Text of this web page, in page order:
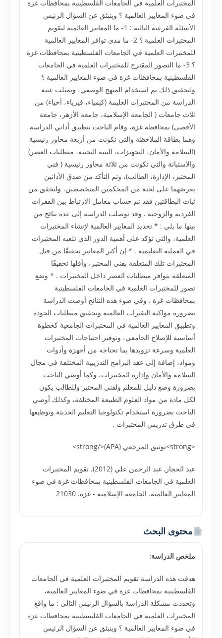
المختبرات العلمية في الجامعات الفلسطينية بمحافظات غزة
في ضوء المعايير العالمية ؟ وينبثق عن السؤال الرئيس
الأسئلة الفرعية التالية : 1- ما المعايير العالمية لتقويم
المختبرات العلمية ؟ 2- ما مدى توافر المعايير العالمية
للمختبرات العلمية في الجامعات الفلسطينية بمحافظات غزة
؟ 3- ما التصور المقترح للمختبرات العلمية في الجامعات
الفلسطينية بمحافظات غزة في ضوء المعايير العالمية ؟
ولتحقيق ذلك تم استخدام المنهج الوصفي، وتمثلت عينة
الدراسة من المختبرات العليمة (كيمياء، فيزياء، أحياء) من
ثلاث جامعات ( الجامعة الإسلامية، جامعة الأزهر، جامعة
الأقصى) بمحافظة غزة، وقام الباحث بتطبيق أداتي الدراسة
وهما بطاقة الملاحظة والتي تكونت من أربعة محاور رئيسية
(السلامة والأمان، التجهيزات، البنية التحتية، متطلبات العصر)
والاستبانة والتي تكونت من ثلاثة محاور رئيسية ( فني
المختبر، الإدارة، الطالب)، وتم التأكد من صدق الأداتين
بعرضهما على لجنة من المحكمين المتخصصين، ولتحقق من
ثبات البطاقتين فقد تم حساب معامل الارتباط بين الفقرات
الفردية والزوجية . وقد توصلت الدراسة إلى عدة نتائج من
بينها ما يلي : * تحديد المعايير العالمية لإنشاء المختبرات
العلمية، والتي تؤكد على أهمية الدور الذي تلعبه المختبرات
في العملية التعليمية . * إن أكثر المعايير تحقيقًا من قبل
المختبرات تلك المتعلقة بفني المختبر، وأقلها تحقيقًا
المتعلقة بتوافر متطلبات العصر داخل المختبرات . * وضع
تصور للمختبرات العلمية في الجامعات الفلسطينية
بمحافظات غزة . وفي ضوء هذه النتائج أوصت الدراسة
بضرورة مواكبة التغيرات العالمية وتحقيق متطلبات الجودة
وتطبيق المعايير العالمية في المختبرات الجامعية كخطوة
أساسية للإصلاح الجامعي، وتوفير احتياجات المختبرات
العلمية وسرعة تزويدها بما تحتاجه من أجهزة وأدوات
ومواد، إضافة إلى عقد البرامج التدريبية المختلفة في مجال
السلامة والأمان وإدارة المختبرات، وكما أوصي الباحث
بضرورة وضع دليل للمعلم ولفني المختبر وللطالب يكون
لكل مادة من مواد العلوم الطبيعة المختلفة، وكذلك أوصي
الباحث بضرورة استخدام تكنولوجيا التعليم الحديثة وتوظيفها
في طرق تدريس المختبرات .
<strong>توثيق المرجعي (APA)</strong>
عبد الحجار, عبد الرحمن علي (2012). تقويم المختبرات
العلمية في الجامعات الفلسطينية بمحافظات غزة في ضوء
المعايير العالمية. الجامعة الإسلامية - غزة. 21030
محتوى البحث
ملخص الدراسة:
هدفت هذه الدراسة تقويم المختبرات العلمية في الجامعات
الفلسطينية بمحافظات غزة في ضوء المعايير العالمية،
وتحددت مشكلة الدراسة بالسؤال الرئيس التالي : ما واقع
المختبرات العلمية في الجامعات الفلسطينية بمحافظات غزة
في ضوء المعايير العالمية ؟ وينبثق عن السؤال الرئيس